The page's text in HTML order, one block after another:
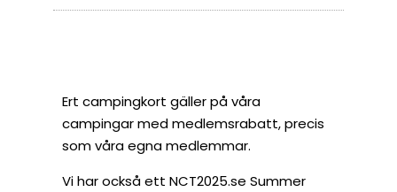
Ert campingkort gäller på våra
campingar med medlemsrabatt, precis
som våra egna medlemmar.
Vi har också ett NCT2025.se Summer